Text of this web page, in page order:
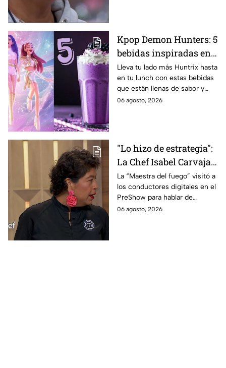
Kpop Demon Hunters: 5
bebidas inspiradas en
las guerreras Huntrix
para llevar a la escuela
este regreso a clases
2026; son saludables y
Lleva tu lado más Huntrix hasta
en tu lunch con estas bebidas
que están llenas de sabor y
frescura.
06 agosto, 2026
"Lo hizo de estrategia":
La Chef Isabel Carvajal
opina sobre la decisión
de Ramahá de subir a
Daniela al balcón de
MasterChef 24/7
La “Maestra del fuego” visitó a
los conductores digitales en el
PreShow para hablar de
algunos de los sucesos más
06 agosto, 2026